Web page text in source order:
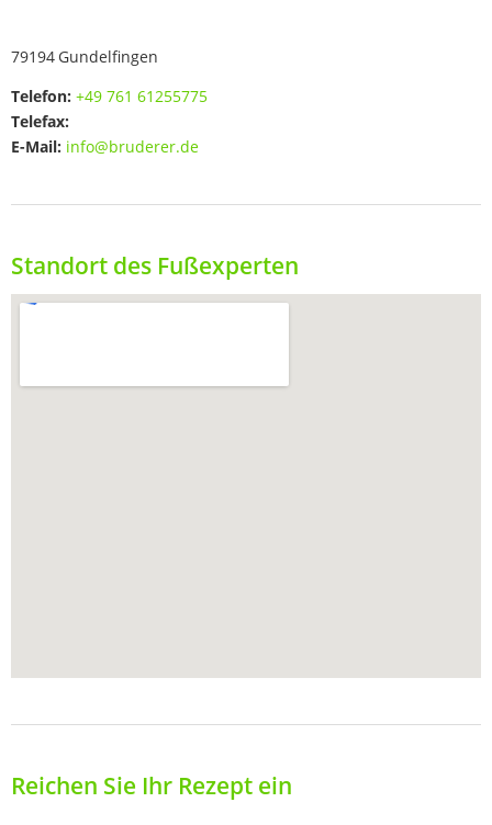
79194 Gundelfingen
Telefon: +49 761 61255775
Telefax:
E-Mail: info@bruderer.de
Standort des Fußexperten
Reichen Sie Ihr Rezept ein